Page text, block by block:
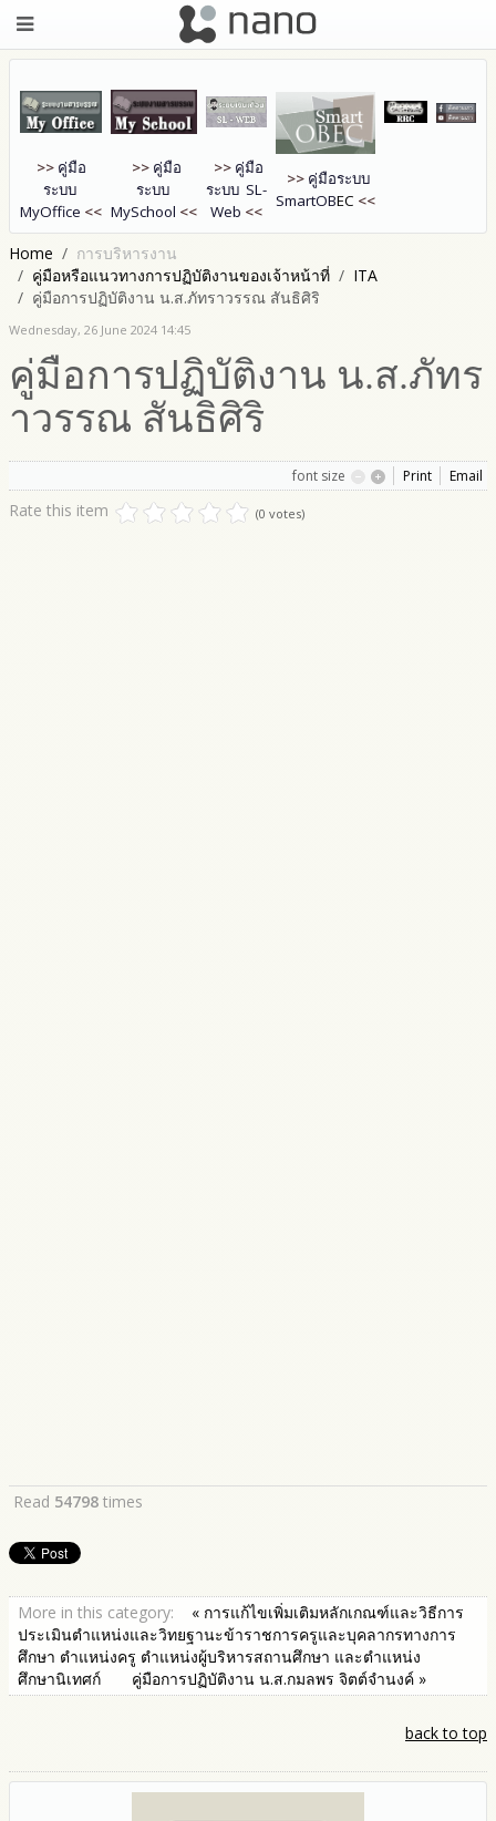
>> คู่มือ
ระบบ
MyOffice <<
>> คู่มือ
ระบบ
MySchool <<
>> คู่มือ
ระบบ SL-
Web <<
>> คู่มือระบบ
SmartOBEC <<
Home
การบริหารงาน
คู่มือหรือแนวทางการปฏิบัติงานของเจ้าหน้าที่
ITA
คู่มือการปฏิบัติงาน น.ส.ภัทราวรรณ สันธิศิริ
Wednesday, 26 June 2024 14:45
คู่มือการปฏิบัติงาน น.ส.ภัทร
าวรรณ สันธิศิริ
font size Print Email
Rate this item (0 votes)
Read 54798 times
More in this category:
« การแก้ไขเพิ่มเติมหลักเกณฑ์และวิธีการ
ประเมินตำแหน่งและวิทยฐานะข้าราชการครูและบุคลากรทางการ
ศึกษา ตำแหน่งครู ตำแหน่งผู้บริหารสถานศึกษา และตำแหน่ง
ศึกษานิเทศก์
คู่มือการปฏิบัติงาน น.ส.กมลพร จิตต์จำนงค์ »
back to top